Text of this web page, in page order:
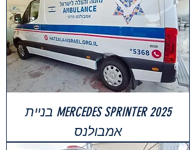
MERCEDES SPRINTER 2025 בניית
אמבולנס